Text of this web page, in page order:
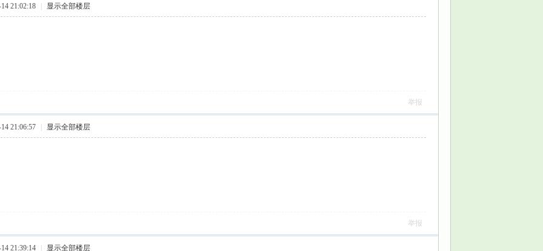
21:02:18 显示全部楼层
举报
21:06:57 显示全部楼层
举报
21:39:14 显示全部楼层